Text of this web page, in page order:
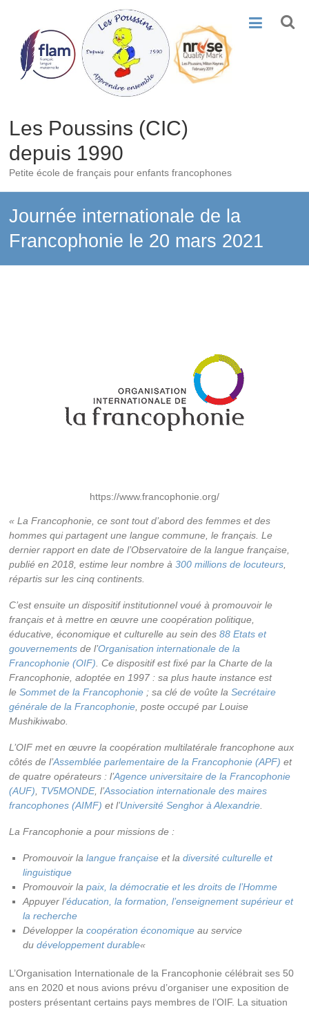
content
Les Poussins (CIC)
depuis 1990
Petite école de français pour enfants francophones
Journée internationale de la
Francophonie le 20 mars 2021
https://www.francophonie.org/
« La Francophonie, ce sont tout d’abord des femmes et des
hommes qui partagent une langue commune, le français. Le
dernier rapport en date de l’Observatoire de la langue française,
publié en 2018, estime leur nombre à300 millions de locuteurs
répartis sur les cinq continents.
C’est ensuite un dispositif institutionnel voué à promouvoir le
français et à mettre en œuvre une coopération politique,
éducative, économique et culturelle au sein des88 Etats et
gouvernements de l’Organisation internationale de la
Francophonie (OIF) . Ce dispositif est fixé par la Charte de la
Francophonie, adoptée en 1997 : sa plus haute instance est
leSommet de la Francophonie ; sa clé de voûte laSecrétaire
générale de la Francophonie , poste occupé par Louise
Mushikiwabo.
L’OIF met en œuvre la coopération multilatérale francophone aux
côtés de l’Assemblée parlementaire de la Francophonie (APF) et
de quatre opérateurs : l’Agence universitaire de la Francophonie
(AUF)
TV5MONDE, l’Association internationale des maires
francophones (AIMF) et l’Université Senghor à Alexandrie
La Francophonie a pour missions de :
Promouvoir lalangue française et ladiversité culturelle et
linguistique
Promouvoir lapaix, la démocratie et les droits de l’Homme
Appuyer l’éducation, la formation, l’enseignement supérieur et
la recherche
Développer lacoopération économique au service
dudéveloppement durable«
L’Organisation Internationale de la Francophonie célébrait ses 50
ans en 2020 et nous avions prévu d’organiser une exposition de
posters présentant certains pays membres de l’OIF. La situation